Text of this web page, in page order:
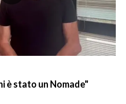
è stato un Nomade"